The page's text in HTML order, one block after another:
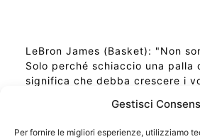
Gestisci
Per fornire le migliori esperienze, utilizziamo
LeBron James (Basket): "Non
Solo perché schiaccio una palla
significa che debba crescere i